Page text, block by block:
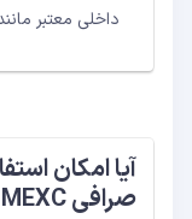
داخلی معتبر
صرافی MEXC وجود دارد؟